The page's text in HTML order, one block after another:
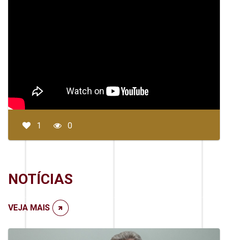
1 0
NOTÍCIAS
VEJA MAIS